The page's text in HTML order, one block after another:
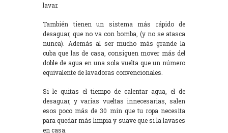
lavar.
También tienen un sistema más rápido de
desaguar, que no va con bomba, (y no se atasca
nunca). Además al ser mucho más grande la
cuba que las de casa, consiguen mover más del
doble de agua en una sola vuelta que un número
equivalente de lavadoras convencionales.
Si le quitas el tiempo de calentar agua, el de
desaguar, y varias vueltas innecesarias, salen
esos poco más de 30 min que tu ropa necesita
para quedar más limpia y suave que si la lavases
en casa.